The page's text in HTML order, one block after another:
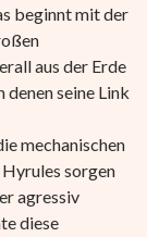
beginnt mit der
aus der Erde
seine Link
mechanischen
sorgen
agressiv
diese